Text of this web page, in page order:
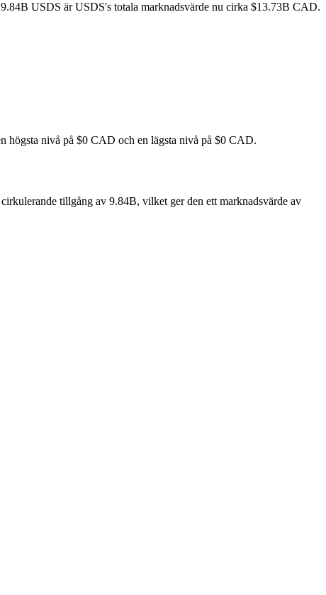
USDS är USDS's totala marknadsvärde nu cirka $13.73B CAD.
högsta nivå på $0 CAD och en lägsta nivå på $0 CAD.
tillgång av 9.84B, vilket ger den ett marknadsvärde av